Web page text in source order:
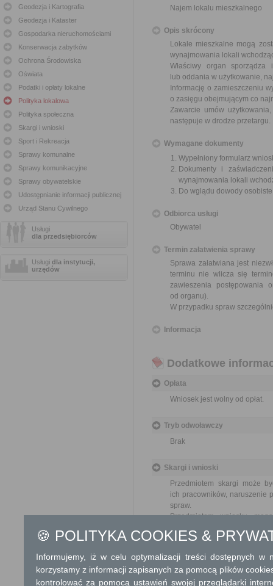
Geodezja i Kartografia
Geodezja i Kataster
Gospodarka nieruchomościami
Konserwacja zabytków
Ochrona Środowiska
Oświata
Podatki i opłaty lokalne
Polityka lokalowa
Polityka społeczna
Skargi i wnioski
Sport i Rekreacja
Sprawy komunalne
Sprawy komunikacyjne
Sprawy obywatelskie
Udostępnianie informacji publicznej
Urząd Stanu Cywilnego
Usługi
dla przedsiębiorców
Usługi dla instytucji,
urzędów
Najem lokalu mieszkalnego
Opis skrócony
Lokale mieszkalne mogą
wynajmowania lokali
Właściwy organ
lub oddania w użytkowanie,
Informację o zamieszczeniu
o zasięgu obejmującym co
Zawarcie umów
następuje w drodze przetargu.
Wymagane dokumenty
Wypełniony formularz
Dokumenty i
wynajmowania lokali
Do wglądu dowody
Odbiorca usługi
Obywatel
Termin załatwienia sprawy
Sprawa załatwiana jest
terminu nie wlicza się
zawieszenia postępowania
od organu).
W przypadku spraw
Informacja
Dodatkowe
Opłata
Wniosek jest wolny od opłat.
Tryb odwoławczy
Brak
Skargi i wnioski
Przedmiotem skargi może
ich pracowników, naruszenie
spraw.
Przedmiotem wniosku
Organ właściwy dla
Informacje dodatkowe
🍪 POLITYKA COOKIES &
Informujemy, iż w celu optymalizacji treści dostępnych w
korzystamy z informacji zapisanych za pomocą plików
kontrolować za pomocą ustawień swojej przeglądarki